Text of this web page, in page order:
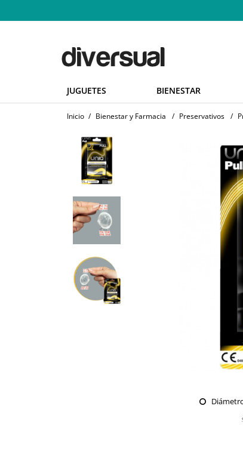
JUGUETES BIENESTAR
Inicio / Bienestar y Farmacia / Preservativos /